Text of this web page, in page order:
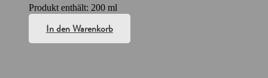
Produkt enthält: 200 ml
In den Warenkorb